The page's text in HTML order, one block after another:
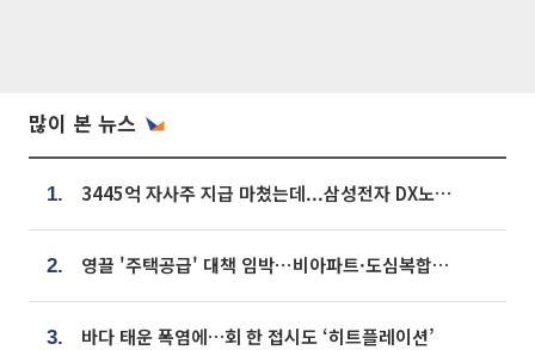
많이 본 뉴스
1. 3445억 자사주 지급 마쳤는데...삼성전자 DX노조, 뒤늦은 '떼쓰기 집회'
2. 영끌 '주택공급' 대책 임박⋯비아파트·도심복합까지 총동원
3. 바다 태운 폭염에…회 한 접시도 ‘히트플레이션’